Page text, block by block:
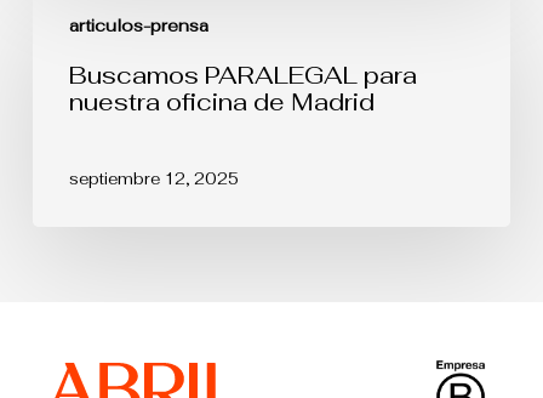
articulos-prensa
PARALEGAL
nuestra
oficinaBuscamos PARALEGAL para
nuestra oficina de Madrid
septiembre 12, 2025